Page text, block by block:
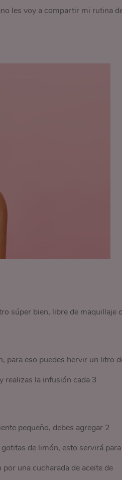
les voy a compartir mi rutina
súper bien, libre de maquillaje
para eso puedes hervir un litro
realizas la infusión cada 3
pequeño, debes agregar 2
de limón, esto servirá para
una cucharada de aceite de